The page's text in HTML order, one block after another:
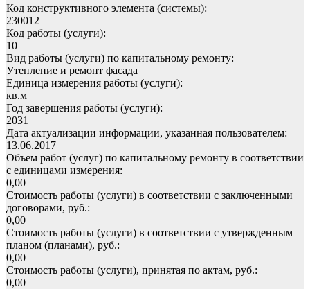
Код конструктивного элемента (системы):
230012
Код работы (услуги):
10
Вид работы (услуги) по капитальному ремонту:
Утепление и ремонт фасада
Единица измерения работы (услуги):
кв.м
Год завершения работы (услуги):
2031
Дата актуализации информации, указанная пользователем:
13.06.2017
Объем работ (услуг) по капитальному ремонту в соответствии
с единицами измерения:
0,00
Стоимость работы (услуги) в соответствии с заключенными
договорами, руб.:
0,00
Стоимость работы (услуги) в соответствии с утвержденным
планом (планами), руб.:
0,00
Стоимость работы (услуги), принятая по актам, руб.:
0,00